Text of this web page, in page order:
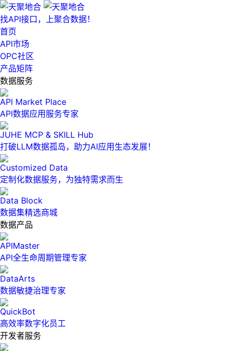
找API接口，上聚合数据！
首页
API市场
OPC社区
产品矩阵
数据服务
API Market Place
API数据应用服务专家
JUHE MCP & SKILL Hub
打破LLM数据孤岛，助力AI应用生态发展！
Customized Data
定制化数据服务，为独特需求而生
Data Block
数据集精选商城
数据产品
APIMaster
API全生命周期管理专家
DataArts
数据敏捷治理专家
QuickBot
高效率数字化员工
开发者服务